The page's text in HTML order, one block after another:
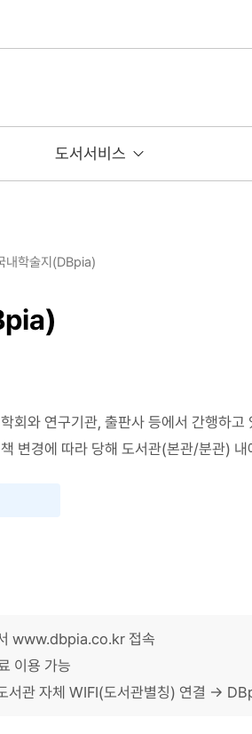
도서서비스
내학술지(DBpia)
와 연구기관, 출판사 등에서 간행하고
변경에 따라 당해 도서관(본관/분관)
www.dbpia.co.kr 접속
이용 가능
서관 자체 WIFI(도서관별칭) 연결 →